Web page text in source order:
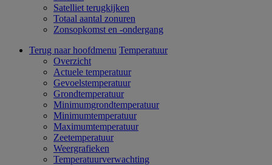
Satelliet terugkijken
Totaal aantal zonuren
Zonsopkomst en -ondergang
Terug naar hoofdmenu Temperatuur
Overzicht
Actuele temperatuur
Gevoelstemperatuur
Grondtemperatuur
Minimumgrondtemperatuur
Minimumtemperatuur
Maximumtemperatuur
Zeetemperatuur
Weergrafieken
Temperatuurverwachting